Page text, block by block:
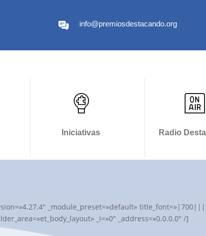
info@premiosdestacando.org
Iniciativas Radio
_module_preset=»default»
_i=»0″ _address=»0.0.0.0″ /]